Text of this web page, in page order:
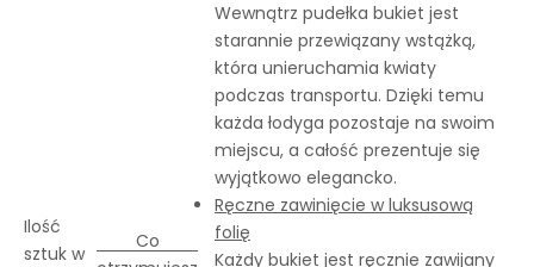
Ilość
sztuk w
Co
Wewnątrz pudełka bukiet jest
starannie przewiązany wstążką,
która unieruchamia kwiaty
podczas transportu. Dzięki temu
każda łodyga pozostaje na swoim
miejscu, a całość prezentuje się
wyjątkowo elegancko.
Ręczne zawinięcie w luksusową
folię
Każdy bukiet jest ręcznie zawijany